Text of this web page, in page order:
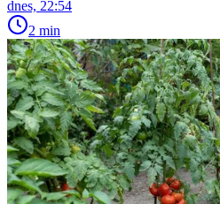
dnes, 22:54
2 min